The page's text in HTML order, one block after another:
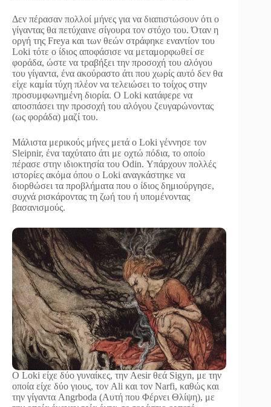
Δεν πέρασαν πολλοί μήνες για να διαπιστώσουν ότι ο
γίγαντας θα πετύχαινε σίγουρα τον στόχο του. Όταν η
οργή της Freya και των θεών στράφηκε εναντίον του
Loki τότε ο ίδιος αποφάσισε να μεταμορφωθεί σε
φοράδα, ώστε να τραβήξει την προσοχή του αλόγου
του γίγαντα, ένα ακούραστο άτι που χωρίς αυτό δεν θα
είχε καμία τύχη πλέον να τελειώσει το τοίχος στην
προσυμφωνημένη διορία. Ο Loki κατάφερε να
αποσπάσει την προσοχή του αλόγου ζευγαρώνοντας
(ως φοράδα) μαζί του.
Μάλιστα μερικούς μήνες μετά ο Loki γέννησε τον
Sleipnir, ένα ταχύτατο άτι με οχτώ πόδια, το οποίο
πέρασε στην ιδιοκτησία του Odin. Υπάρχουν πολλές
ιστορίες ακόμα όπου ο Loki αναγκάστηκε να
διορθώσει τα προβλήματα που ο ίδιος δημιούργησε,
συχνά ρισκάροντας τη ζωή του ή υπομένοντας
βασανισμούς.
Ο Loki είχε δύο γυναίκες, την Aesir θεά Sigyn, με την
οποία είχε δύο γιους, τον Ali και τον Narfi, καθώς και
την γίγαντα Angrboda (Αυτή που Φέρνει Θλίψη), με